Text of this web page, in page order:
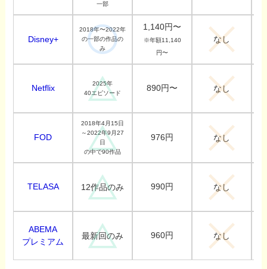
一部
Disney+
2018年〜2022年
の一部の作品の
み
1,140円〜
※年額11,140
円〜
なし
Netflix
2025年
40エピソード
890円〜 なし
FOD
2018年4月15日
～2022年9月27
日
の中で90作品
976円 なし
TELASA 12作品のみ 990円 なし
ABEMA
プレミアム
最新回のみ 960円 なし